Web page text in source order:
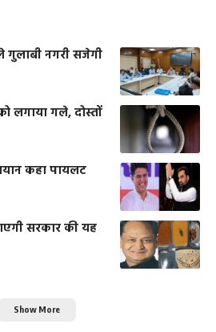
गुलाबी नगरी सजेगी
लगाया गले, दोस्तों
कहा पायलट
सरकार की यह
Show More